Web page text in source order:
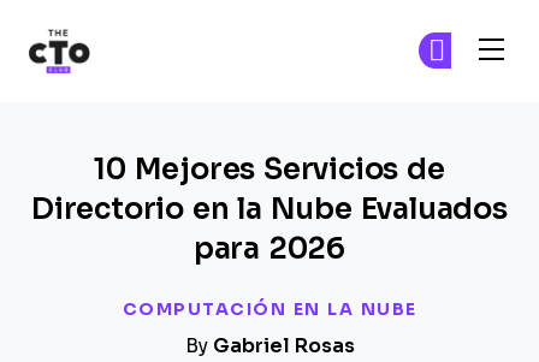
COMPUTACIÓN EN LA NUBE
10 Mejores Servicios de
Directorio en la Nube Evaluados
para 2026
By Gabriel Rosas